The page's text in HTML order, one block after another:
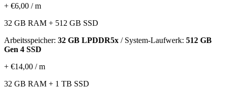
+ €6,00 / m
32 GB RAM + 512 GB SSD
Arbeitsspeicher: 32 GB LPDDR5x / System-Laufwerk: 512 GB
Gen 4 SSD
+ €14,00 / m
32 GB RAM + 1 TB SSD